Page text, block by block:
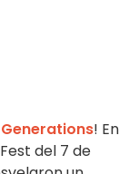
! En
del 7 de